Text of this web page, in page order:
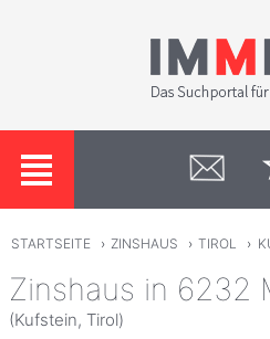
STARTSEITE › ZINSHAUS › TIROL ›
Zinshaus in 6232
(Kufstein, Tirol)